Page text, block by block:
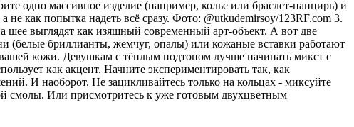
одно массивное изделие (например, колье или браслет-панцирь) и
как попытка надеть всё сразу. Фото: @utkudemirsoy/123RF.com 3.
выглядят как изящный современный арт-объект. А вот две
(белые бриллианты, жемчуг, опалы) или кожаные вставки работают
кожи. Девушкам с тёплым подтоном лучше начинать микст с
как акцент. Начните экспериментировать так, как
И наоборот. Не зацикливайтесь только на кольцах - миксуйте
смолы. Или присмотритесь к уже готовым двухцветным